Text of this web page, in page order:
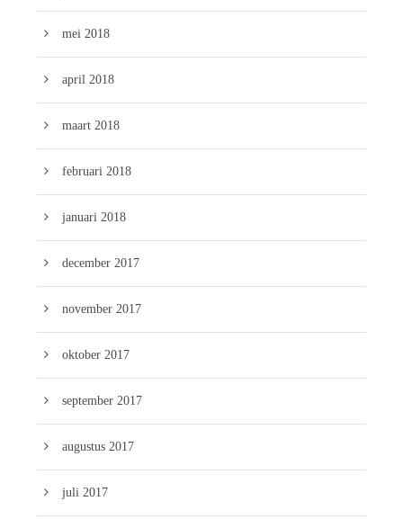
mei 2018
april 2018
maart 2018
februari 2018
januari 2018
december 2017
november 2017
oktober 2017
september 2017
augustus 2017
juli 2017